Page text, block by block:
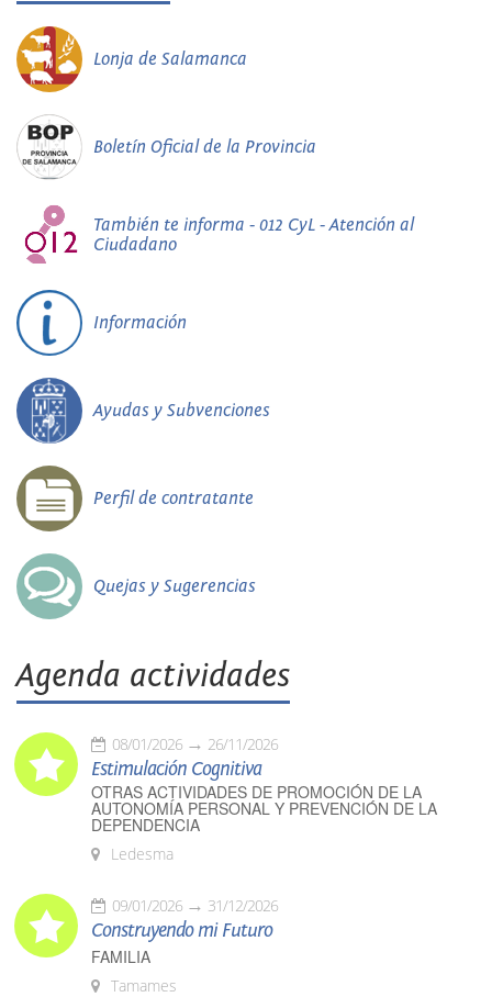
Lonja de Salamanca
Boletín Oficial de la Provincia
También te informa - 012 CyL - Atención al
Ciudadano
Información
Ayudas y Subvenciones
Perfil de contratante
Quejas y Sugerencias
Agenda actividades
08/01/2026 26/11/2026
Estimulación Cognitiva
OTRAS ACTIVIDADES DE PROMOCIÓN DE LA
AUTONOMÍA PERSONAL Y PREVENCIÓN DE LA
DEPENDENCIA
Ledesma
09/01/2026 31/12/2026
Construyendo mi Futuro
FAMILIA
Tamames